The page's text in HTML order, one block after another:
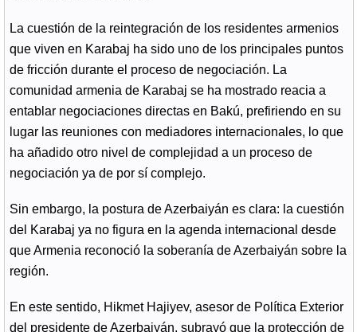
La cuestión de la reintegración de los residentes armenios
que viven en Karabaj ha sido uno de los principales puntos
de fricción durante el proceso de negociación. La
comunidad armenia de Karabaj se ha mostrado reacia a
entablar negociaciones directas en Bakú, prefiriendo en su
lugar las reuniones con mediadores internacionales, lo que
ha añadido otro nivel de complejidad a un proceso de
negociación ya de por sí complejo.
Sin embargo, la postura de Azerbaiyán es clara: la cuestión
del Karabaj ya no figura en la agenda internacional desde
que Armenia reconoció la soberanía de Azerbaiyán sobre la
región.
En este sentido, Hikmet Hajiyev, asesor de Política Exterior
del presidente de Azerbaiyán, subrayó que la protección de